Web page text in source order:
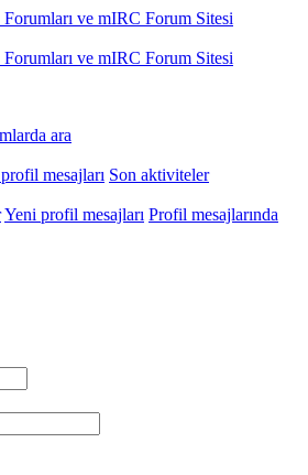
ara
mesajları Son aktiviteler
Yeni profil mesajları Profil mesajlarında